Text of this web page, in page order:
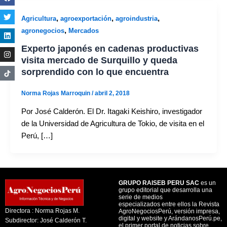
Agricultura, agroexportación, agroindustria,
agronegocios, Mercados
Experto japonés en cadenas productivas
visita mercado de Surquillo y queda
sorprendido con lo que encuentra
Norma Rojas Marroquin /abril 2, 2018
Por José Calderón. El Dr. Itagaki Keishiro, investigador
de la Universidad de Agricultura de Tokio, de visita en el
Perú, […]
Directora : Norma Rojas M.
Subdirector: José Calderón T.
GRUPO RAISEB PERU SAC es un
grupo editorial que desarrolla una
serie de medios
especializados entre ellos la Revista
AgroNegociosPerú, versión impresa,
digital y website y ArándanosPerú.pe,
el primer portal de noticias sobre